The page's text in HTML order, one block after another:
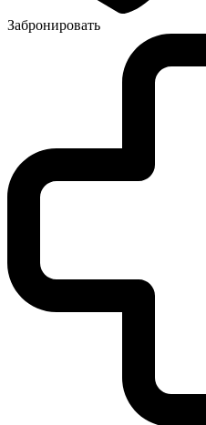
Забронировать